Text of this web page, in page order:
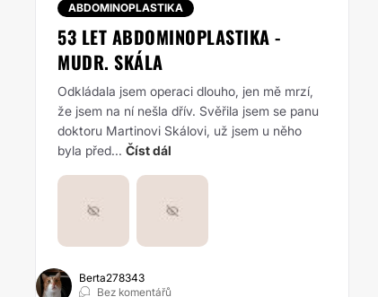
ABDOMINOPLASTIKA
53 LET ABDOMINOPLASTIKA -
MUDR. SKÁLA
Odkládala jsem operaci dlouho, jen mě mrzí,
že jsem na ní nešla dřív. Svěřila jsem se panu
doktoru Martinovi Skálovi, už jsem u něho
byla před... Číst dál
Berta278343
Bez komentářů